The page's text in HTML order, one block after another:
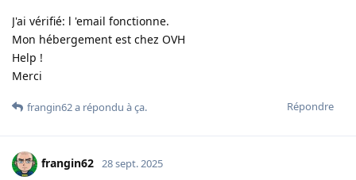
J'ai vérifié: l 'email fonctionne.
Mon hébergement est chez OVH
Help !
Merci
Répondre
frangin62a répondu à ça.
frangin62 28 sept. 2025